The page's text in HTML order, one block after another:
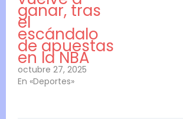
ganar, tras
el
escándalo
de apuestas
en la NBA
octubre 27, 2025
En «Deportes»